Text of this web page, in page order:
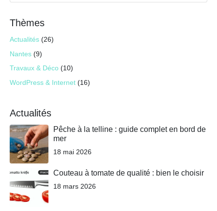
Thèmes
Actualités (26)
Nantes (9)
Travaux & Déco (10)
WordPress & Internet (16)
Actualités
Pêche à la telline : guide complet en bord de
mer
18 mai 2026
Couteau à tomate de qualité : bien le choisir
18 mars 2026